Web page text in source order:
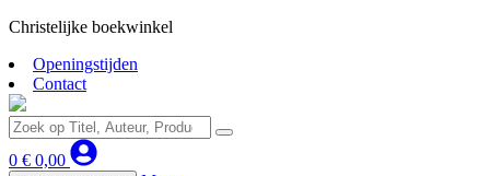
Christelijke boekwinkel
Openingstijden
Contact
0 € 0,00